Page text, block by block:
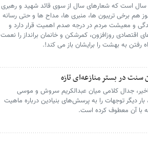
است که شعارهای سال از سوی قائد شهید و رهبری
هم برخی تریبون ها، منبری ها، مداح ها و حتی رسانه
و معیشت مردم در درجه صدم اهمیت قرار دارد و
اقتصادی روزافزون، کمرشکن و خانمان برانداز را نعمت
رفتن به بهشت را برایشان باز می کند!.
سنت در بستر منازعه‌ای تازه
جدال کلامی میان عبدالکریم سروش و موسی
دیگر توجهات را به پرسش‌های بنیادین درباره ماهیت
با آن معطوف کرده است.